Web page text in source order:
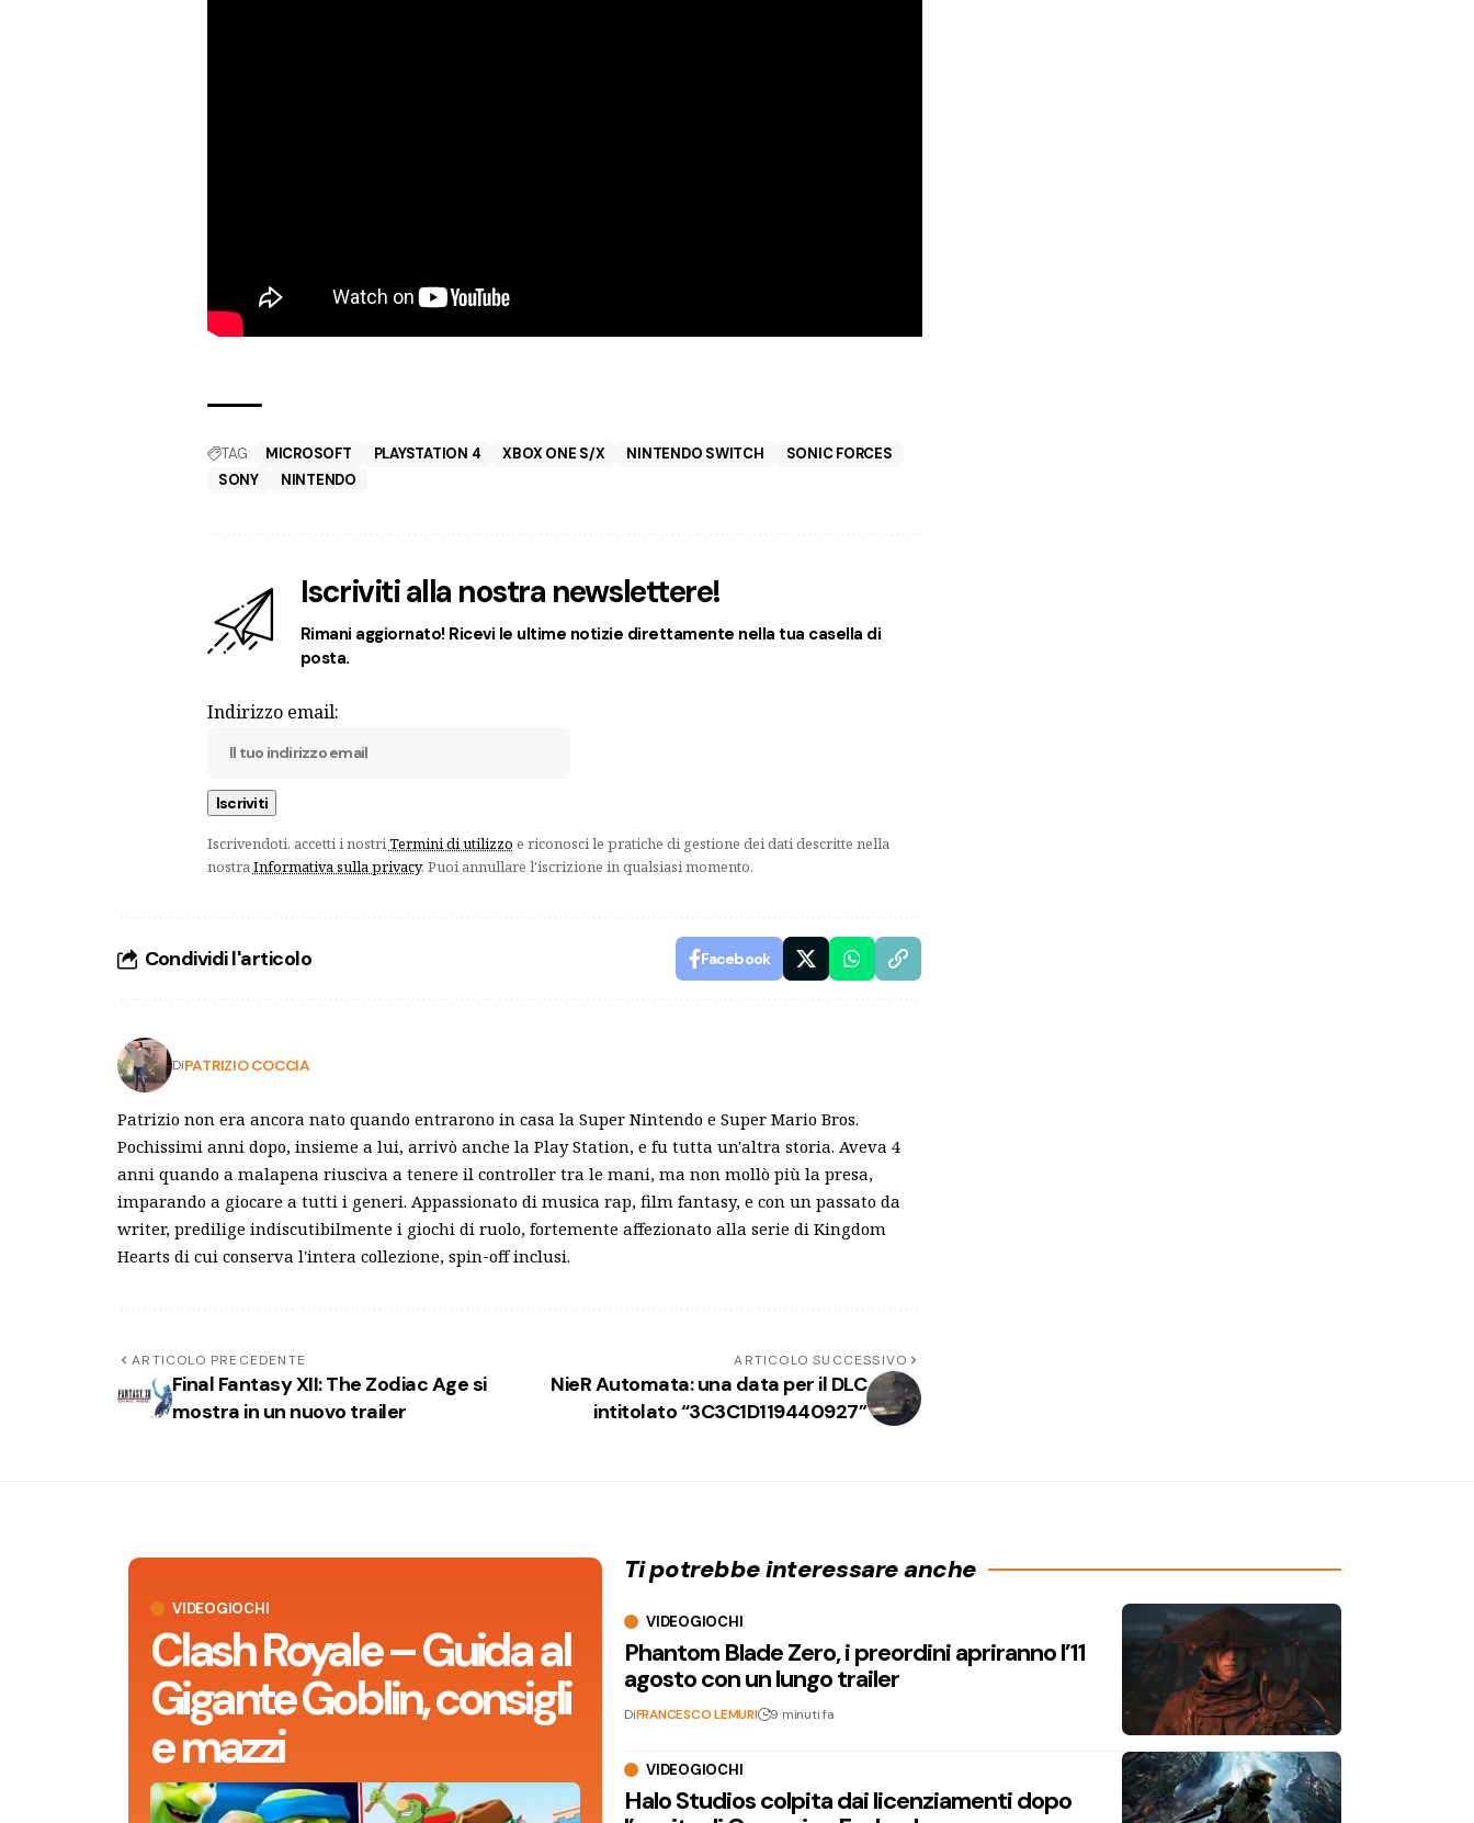
TAG: MICROSOFT PLAYSTATION 4 XBOX ONE S/X NINTENDO SWITCH
SONIC FORCES
SONY
NINTENDO
Iscriviti alla nostra newslettere!
Rimani aggiornato! Ricevi le ultime notizie direttamente nella tua casella di
posta.
Indirizzo email:
Iscrivendoti, accetti i nostriTermini di utilizzo e riconosci le pratiche di gestione dei dati descritte nella
nostraInformativa sulla privacy. Puoi annullare l'iscrizione in qualsiasi momento.
Condividi l'articolo Facebook
DiPATRIZIO COCCIA
Patrizio non era ancora nato quando entrarono in casa la Super Nintendo e Super Mario Bros.
Pochissimi anni dopo, insieme a lui, arrivò anche la Play Station, e fu tutta un'altra storia. Aveva 4
anni quando a malapena riusciva a tenere il controller tra le mani, ma non mollò più la presa,
imparando a giocare a tutti i generi. Appassionato di musica rap, film fantasy, e con un passato da
writer, predilige indiscutibilmente i giochi di ruolo, fortemente affezionato alla serie di Kingdom
Hearts di cui conserva l'intera collezione, spin-off inclusi.
ARTICOLO PRECEDENTE
Final Fantasy XII: The Zodiac Age si
mostra in un nuovo trailer
ARTICOLO SUCCESSIVO
NieR Automata: una data per il DLC
intitolato “3C3C1D119440927”
VIDEOGIOCHI
Clash Royale – Guida al
Gigante Goblin, consigli
e mazzi
Ti potrebbe interessare anche
VIDEOGIOCHI
Phantom Blade Zero, i preordini apriranno l’11
agosto con un lungo trailer
DiFRANCESCO LEMURI 9 minuti fa
VIDEOGIOCHI
Halo Studios colpita dai licenziamenti dopo